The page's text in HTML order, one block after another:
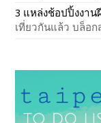
3 แหล่งช้อปปิ้งงาน
เที่ยวกันแล้ว บล็อ